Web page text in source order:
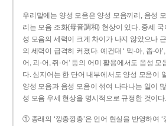
우리말에는 양성 모음은 양성 모음끼리, 음성
리는 모음 조화(母音調和) 현상이 있다. 중세
성 모음의 세력이 크게 차이가 나지 않았으나
의 세력이 급격히 커졌다. 예컨대 ‘ 막-아, 좁-아
어, 괴-어, 쥐-어’ 등의 어미 활용에서도 음성 모
다. 심지어는 한 단어 내부에서도 양성 모음이
양성 모음과 음성 모음이 섞여 나타나는 일이
성 모음 우세 현상을 명시적으로 규정한 것이다.
① 종래의 ‘깡총깡총’은 언어 현실을 반영하여 ‘